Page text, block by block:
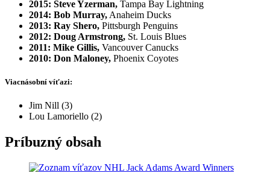
2015: Steve Yzerman, Tampa Bay Lightning
2014: Bob Murray, Anaheim Ducks
2013: Ray Shero, Pittsburgh Penguins
2012: Doug Armstrong, St. Louis Blues
2011: Mike Gillis, Vancouver Canucks
2010: Don Maloney, Phoenix Coyotes
Viacnásobní víťazi:
Jim Nill (3)
Lou Lamoriello (2)
Príbuzný obsah